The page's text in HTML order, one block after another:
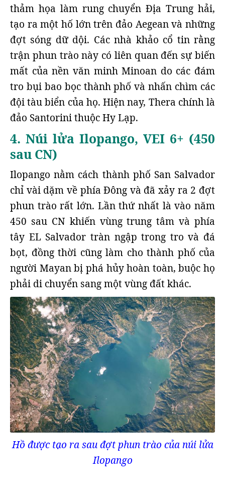
thảm họa làm rung chuyển Địa Trung hải,
tạo ra một hố lớn trên đảo Aegean và những
đợt sóng dữ dội. Các nhà khảo cổ tin rằng
trận phun trào này có liên quan đến sự biến
mất của nền văn minh Minoan do các đám
tro bụi bao bọc thành phố và nhấn chìm các
đội tàu biển của họ. Hiện nay, Thera chính là
đảo Santorini thuộc Hy Lạp.
4. Núi lửa Ilopango, VEI 6+ (450
sau CN)
Ilopango nằm cách thành phố San Salvador
chỉ vài dặm về phía Đông và đã xảy ra 2 đợt
phun trào rất lớn. Lần thứ nhất là vào năm
450 sau CN khiến vùng trung tâm và phía
tây EL Salvador tràn ngập trong tro và đá
bọt, đồng thời cũng làm cho thành phố của
người Mayan bị phá hủy hoàn toàn, buộc họ
phải di chuyển sang một vùng đất khác.
Hồ được tạo ra sau đợt phun trào của núi lửa
Ilopango